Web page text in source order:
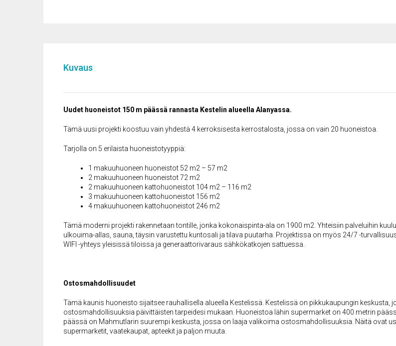
Kuvaus
Uudet huoneistot 150 m päässä rannasta Kestelin alueella Alanyassa.
Tämä uusi projekti koostuu vain yhdestä 4 kerroksisesta kerrostalosta, jossa on vain 20 huoneistoa.
Tarjolla on 5 erilaista huoneistotyyppiä:
1 makuuhuoneen huoneistot 52 m2 – 57 m2
2 makuuhuoneen huoneistot 72 m2
2 makuuhuoneen kattohuoneistot 104 m2 – 116 m2
3 makuuhuoneen kattohuoneistot 156 m2
4 makuuhuoneen kattohuoneistot 246 m2
Tämä moderni projekti rakennetaan tontille, jonka kokonaispinta-ala on 1900 m2. Yhteisiin palveluihin
ulkouima-allas, sauna, täysin varustettu kuntosali ja tilava puutarha. Projektissa on myös 24/7 -turvallisuus
WIFI -yhteys yleisissä tiloissa ja generaattorivaraus sähkökatkojen sattuessa.
Ostosmahdollisuudet
Tämä kaunis huoneisto sijaitsee rauhallisella alueella Kestelissä. Kestelissä on pikkukaupungin keskusta,
ostosmahdollisuuksia päivittäisten tarpeidesi mukaan. Huoneistoa lähin supermarket on 400 metrin
päässä on Mahmutlarin suurempi keskusta, jossa on laaja valikoima ostosmahdollisuuksia. Näitä ovat
supermarketit, vaatekaupat, apteekit ja paljon muuta.